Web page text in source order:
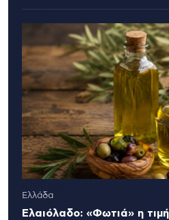
Ελλάδα
Ελαιόλαδο: «Φωτιά» η